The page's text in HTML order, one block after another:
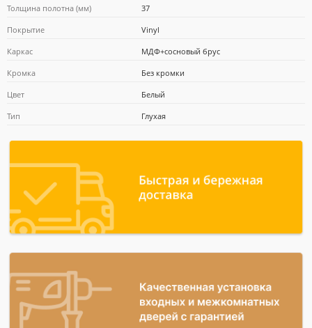
Толщина полотна (мм) 37
Покрытие Vinyl
Каркас МДФ+сосновый брус
Кромка Без кромки
Цвет Белый
Тип Глухая